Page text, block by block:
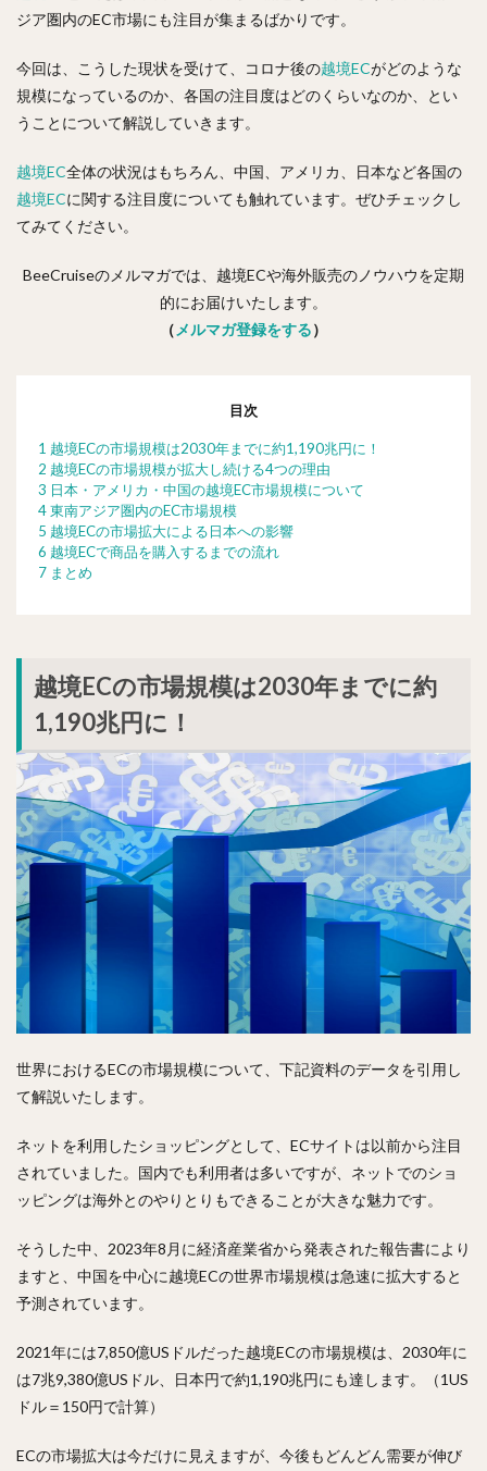
ジア圏内のEC市場にも注目が集まるばかりです。
今回は、こうした現状を受けて、コロナ後の越境ECがどのような
規模になっているのか、各国の注目度はどのくらいなのか、とい
うことについて解説していきます。
越境EC全体の状況はもちろん、中国、アメリカ、日本など各国の
越境ECに関する注目度についても触れています。ぜひチェックし
てみてください。
BeeCruiseのメルマガでは、越境ECや海外販売のノウハウを定期
的にお届けいたします。
（ メルマガ登録をする）
目次
1 越境ECの市場規模は2030年までに約1,190兆円に！
2 越境ECの市場規模が拡大し続ける4つの理由
3 日本・アメリカ・中国の越境EC市場規模について
4 東南アジア圏内のEC市場規模
5 越境ECの市場拡大による日本への影響
6 越境ECで商品を購入するまでの流れ
7 まとめ
越境ECの市場規模は2030年までに約
1,190兆円に！
世界におけるECの市場規模について、下記資料のデータを引用し
て解説いたします。
ネットを利用したショッピングとして、ECサイトは以前から注目
されていました。国内でも利用者は多いですが、ネットでのショ
ッピングは海外とのやりとりもできることが大きな魅力です。
そうした中、2023年8月に経済産業省から発表された報告書により
ますと、中国を中心に越境ECの世界市場規模は急速に拡大すると
予測されています。
2021年には7,850億USドルだった越境ECの市場規模は、2030年に
は7兆9,380億USドル、日本円で約1,190兆円にも達します。（1US
ドル＝150円で計算）
ECの市場拡大は今だけに見えますが、今後もどんどん需要が伸び